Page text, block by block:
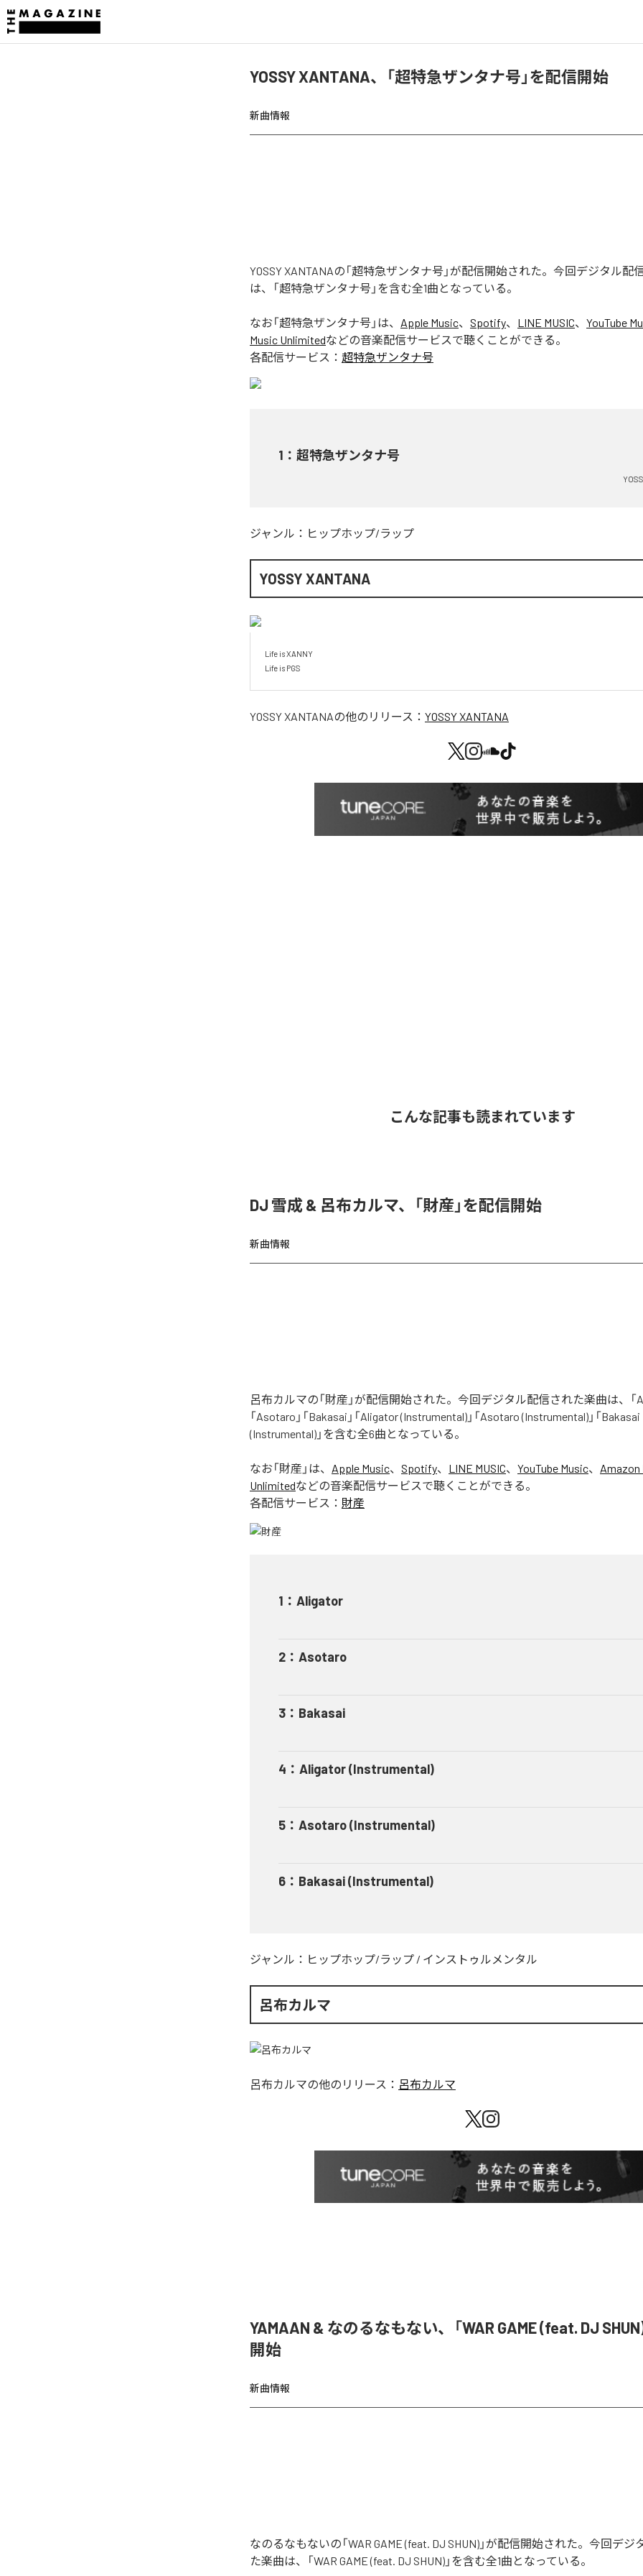
YOSSY XANTANA、「超特急ザンタナ号」を配信開始
新曲情報
YOSSY XANTANAの「超特急ザンタナ号」が配信開始された。今回デジタル配
は、「超特急ザンタナ号」を含む全1曲となっている。
なお「超特急ザンタナ号 」は、 Apple Music、 Spotify、 LINE MUSIC、 YouTube
Music Unlimitedなどの音楽配信サービスで聴くことができる。
各配信サービス： 超特急ザンタナ号
1 ： 超特急ザンタナ号
ジャンル： ヒップホップ/ラップ
YOSSY XANTANA
Life is XANNY
Life is PGS
YOSSY XANTANAの他のリリース： YOSSY XANTANA
こんな記事も読まれています
DJ 雪成 & 呂布カルマ、「財産」を配信開始
新曲情報
呂布カルマの「財産」が配信開始された。今回デジタル配信された楽曲は、「
「Asotaro」「Bakasai」「Aligator (Instrumental)」「Asotaro (Instrumental)」「Bakasai
(Instrumental)」を含む全6曲となっている。
なお「財産 」は、 Apple Music、 Spotify、 LINE MUSIC、 YouTube Music、 Amazon
Unlimitedなどの音楽配信サービスで聴くことができる。
各配信サービス： 財産
1 ： Aligator
2 ： Asotaro
3 ： Bakasai
4 ： Aligator (Instrumental)
5 ： Asotaro (Instrumental)
6 ： Bakasai (Instrumental)
ジャンル： ヒップホップ/ラップ / インストゥルメンタル
呂布カルマ
呂布カルマの他のリリース： 呂布カルマ
YAMAAN & なのるなもない、「WAR GAME (feat. DJ
開始
新曲情報
なのるなもないの「WAR GAME (feat. DJ SHUN)」が配信開始された。今回デジ
た楽曲は、「WAR GAME (feat. DJ SHUN)」を含む全1曲となっている。